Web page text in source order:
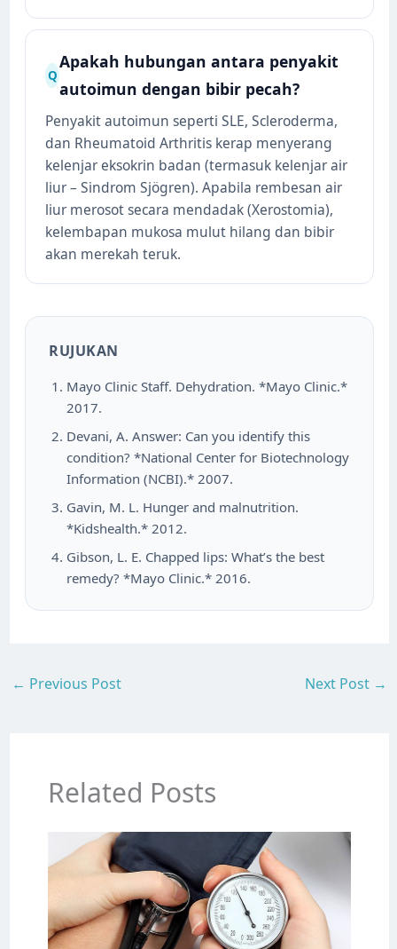
Q
Apakah hubungan antara penyakit
autoimun dengan bibir pecah?
Penyakit autoimun seperti SLE, Scleroderma,
dan Rheumatoid Arthritis kerap menyerang
kelenjar eksokrin badan (termasuk kelenjar air
liur – Sindrom Sjögren). Apabila rembesan air
liur merosot secara mendadak (Xerostomia),
kelembapan mukosa mulut hilang dan bibir
akan merekah teruk.
RUJUKAN
Mayo Clinic Staff. Dehydration. *Mayo Clinic.*
2017.
Devani, A. Answer: Can you identify this
condition? *National Center for Biotechnology
Information (NCBI).* 2007.
Gavin, M. L. Hunger and malnutrition.
*Kidshealth.* 2012.
Gibson, L. E. Chapped lips: What’s the best
remedy? *Mayo Clinic.* 2016.
← Previous Post Next Post →
Related Posts